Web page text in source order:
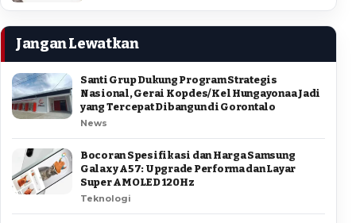
Jangan Lewatkan
Santi Grup Dukung Program Strategis
Nasional, Gerai Kopdes/Kel Hungayonaa Jadi
yang Tercepat Dibangun di Gorontalo
News
Bocoran Spesifikasi dan Harga Samsung
Galaxy A57: Upgrade Performa dan Layar
Super AMOLED 120Hz
Teknologi